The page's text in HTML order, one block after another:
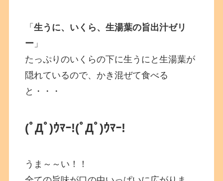
「生うに、いくら、生湯葉の旨出汁ゼリ
ー 」
たっぷりのいくらの下に生うにと生湯葉が
隠れているので、かき混ぜて食べる
と・・・
(ﾟДﾟ)ｳﾏｰ!(ﾟДﾟ)ｳﾏｰ!
うま～～い！！